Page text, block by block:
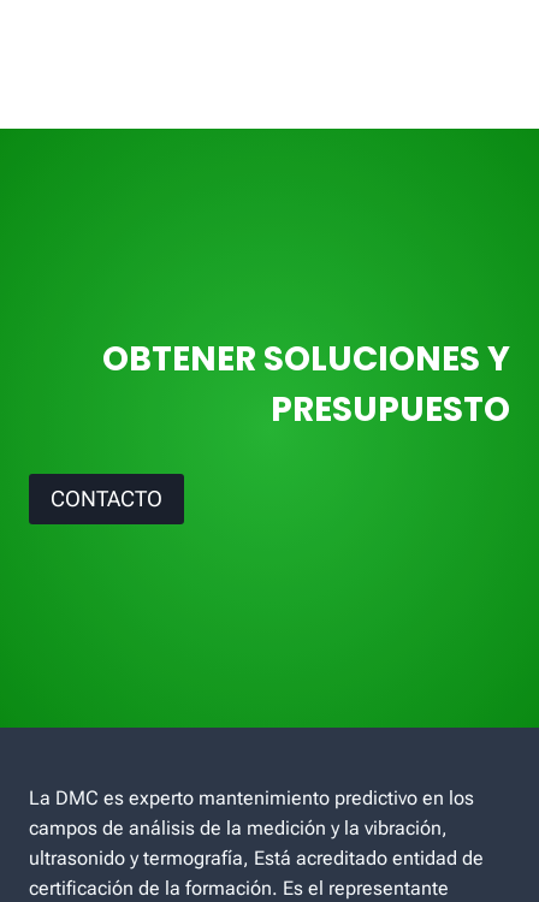
OBTENER SOLUCIONES Y
PRESUPUESTO
CONTACTO
La DMC es experto mantenimiento predictivo en los
campos de análisis de la medición y la vibración,
ultrasonido y termografía, Está acreditado entidad de
certificación de la formación. Es el representante